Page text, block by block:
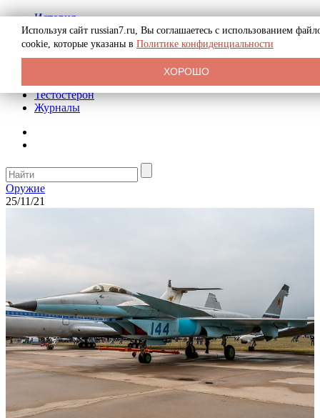
История
Биография
Криминал
Реклама на сайте
Тестостерон
Журналы
Оружие
25/11/21
Используя сайт russian7.ru, Вы соглашаетесь с использованием
cookie, которые указаны в Политике конфиденциальности
ХОРОШО